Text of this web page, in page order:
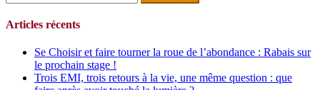
Articles récents
Se Choisir et faire tourner la roue de l’abondance : Rabais sur
le prochain stage !
Trois EMI, trois retours à la vie, une même question : que